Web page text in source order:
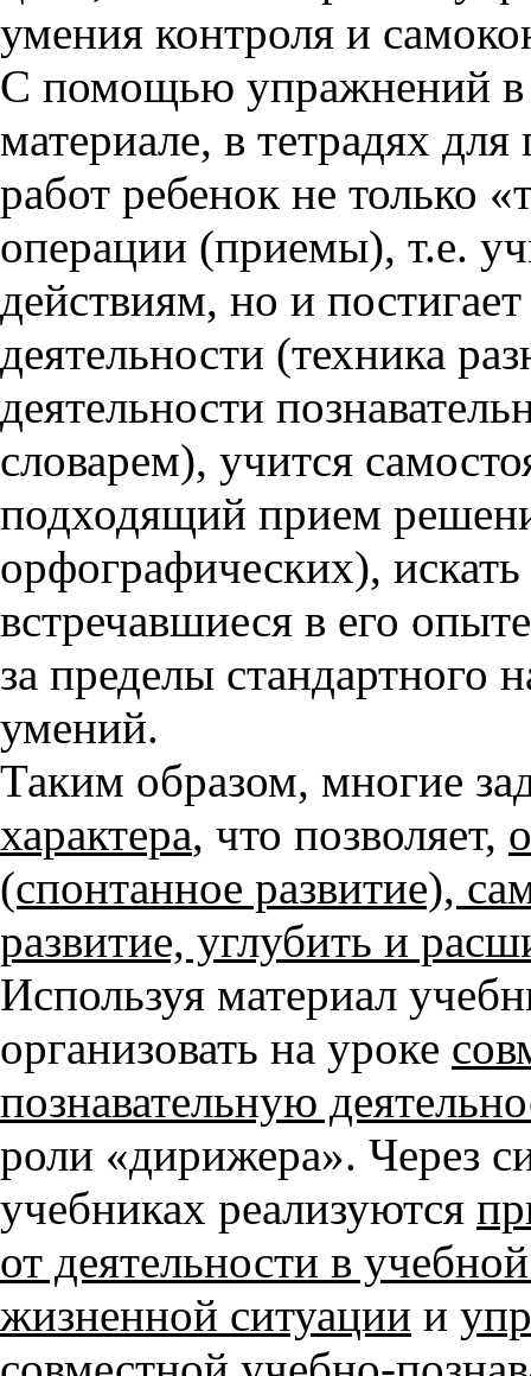
умения контроля и
С помощью упражнений в
материале, в тетрадях
работ ребенок не только
операции (приемы), т.е.
действиям, но и
деятельности (техника
деятельности
словарем), учится
подходящий прием
орфографических),
встречавшиеся в его
за пределы стандартного
умений.
Таким образом, многие
характера, что позволяет,
(спонтанное развитие),
развитие, углубить и
Используя материал
организовать на уроке
познавательную
роли «дирижера». Через
учебниках реализуются
от деятельности в
жизненной ситуации и